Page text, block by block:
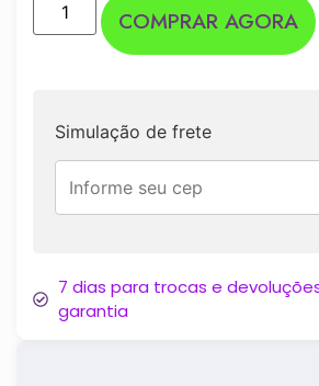
COMPRAR AGORA
Simulação de frete
7 dias para trocas e
garantia